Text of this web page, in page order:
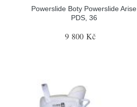
Powerslide Boty Powerslide Arise
PDS, 36
9 800 Kč